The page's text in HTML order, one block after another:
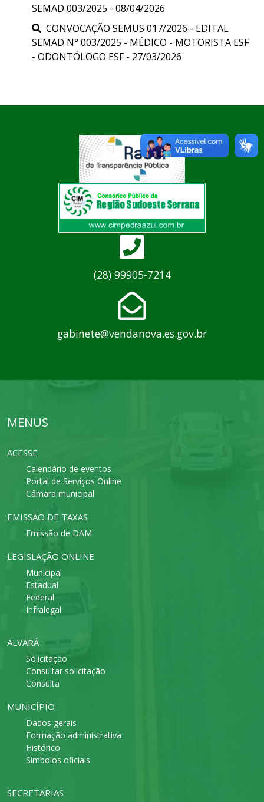
SEMAD 003/2025 - 08/04/2026
CONVOCAÇÃO SEMUS 017/2026 - EDITAL
SEMAD N° 003/2025 - MÉDICO - MOTORISTA ESF
- ODONTÓLOGO ESF - 27/03/2026
(28) 99905-7214
gabinete@vendanova.es.gov.br
MENUS
ACESSE
Calendário de eventos
Portal de Serviços Online
Câmara municipal
EMISSÃO DE TAXAS
Emissão de DAM
LEGISLAÇÃO ONLINE
Municipal
Estadual
Federal
Infralegal
ALVARÁ
Solicitação
Consultar solicitação
Consulta
MUNICÍPIO
Dados gerais
Formação administrativa
Histórico
Símbolos oficiais
SECRETARIAS